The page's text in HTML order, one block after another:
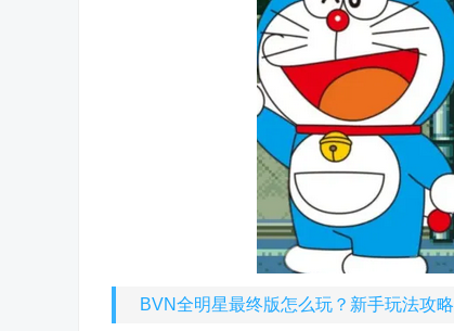
BVN全明星最终版怎么玩？新手玩法攻略